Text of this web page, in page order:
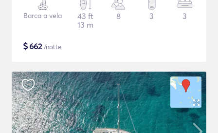
Barca a vela
43 ft
13 m
8 3 3
$662/notte